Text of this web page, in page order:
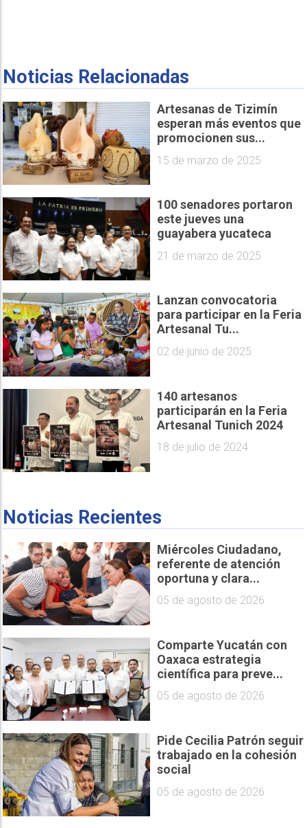
Noticias Relacionadas
Artesanas de Tizimín
esperan más eventos que
promocionen sus...
15 de marzo de 2025
100 senadores portaron
este jueves una
guayabera yucateca
21 de marzo de 2025
Lanzan convocatoria
para participar en la Feria
Artesanal Tu...
02 de junio de 2025
140 artesanos
participarán en la Feria
Artesanal Tunich 2024
18 de julio de 2024
Noticias Recientes
Miércoles Ciudadano,
referente de atención
oportuna y clara...
05 de agosto de 2026
Comparte Yucatán con
Oaxaca estrategia
científica para preve...
05 de agosto de 2026
Pide Cecilia Patrón seguir
trabajado en la cohesión
social
05 de agosto de 2026